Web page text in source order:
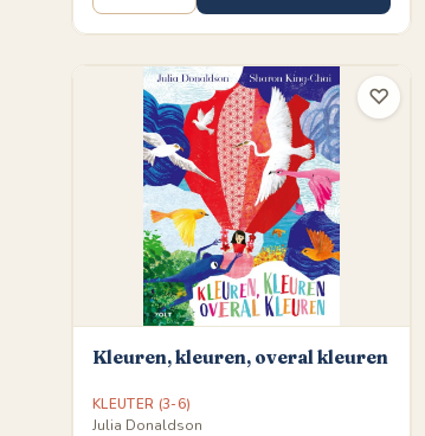
Kleuren, kleuren, overal kleuren
KLEUTER (3-6)
Julia Donaldson
♡